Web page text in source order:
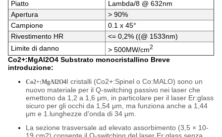
Piatto
Lambda/8 @ 632nm
Apertura
> 90%
Campione
0.1 x 45°
Rivestimento HR
<= 0,2% ((@ 1533nm)
Limite di danno
> 500MW/cm2
Co2+:MgAl2O4 Substrato monocristallino Breve
introduzione:
Co2+:MgAl2O4I cristalli (Co2+:Spinel o Co:MALO) sono un
nuovo materiale per il Q-switching passivo nei laser che
emettono da 1,2 a 1,6 μm, in particolare per il laser Er:glass
sicuro per gli occhi da 1,54 μm, ma funziona anche a 1,44
μm e 1.lunghezze d'onda di 34 μm.
La sezione trasversale ad elevato assorbimento (3,5 × 10-